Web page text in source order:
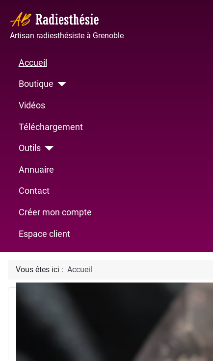
Artisan radiesthésiste à Grenoble
Accueil
Boutique
Vidéos
Téléchargement
Outils
Annuaire
Contact
Créer mon compte
Espace client
Vous êtes ici : Accueil